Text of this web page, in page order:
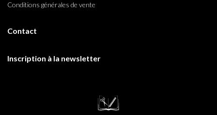
Conditions générales de vente
Contact
Inscription à la newsletter